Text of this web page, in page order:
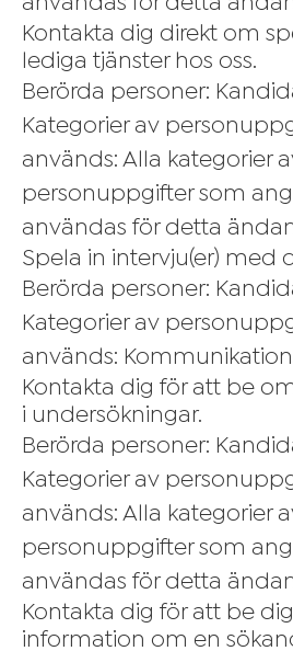
användas för detta
Kontakta dig direkt om
lediga tjänster hos oss.
Berörda personer:
Kategorier av
används: Alla kategorier
personuppgifter som
användas för detta
Spela in intervju(er) med
Berörda personer:
Kategorier av
används:
Kontakta dig för att be
i undersökningar.
Berörda personer:
Kategorier av
används: Alla kategorier
personuppgifter som
användas för detta
Kontakta dig för att be
information om en